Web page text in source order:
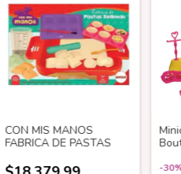
CON MIS MANOS
FABRICA DE PASTAS
-30